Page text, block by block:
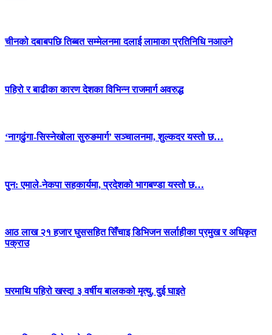
चीनको दबाबपछि तिब्बत सम्मेलनमा दलाई लामाका प्रतिनिधि नआउने
पहिरो र बाढीका कारण देशका विभिन्न राजमार्ग अवरुद्ध
‘नागढुंगा-सिस्नेखोला सुरुङमार्ग’ सञ्चालनमा, शुल्कदर यस्तो छ…
पुन: एमाले-नेकपा सहकार्यमा, प्रदेशको भागबण्डा यस्तो छ…
आठ लाख २१ हजार घुससहित सिँचाइ डिभिजन सर्लाहीका प्रमुख र अधिकृत
पक्राउ
घरमाथि पहिरो खस्दा ३ वर्षीय बालकको मृत्यु, दुई घाइते